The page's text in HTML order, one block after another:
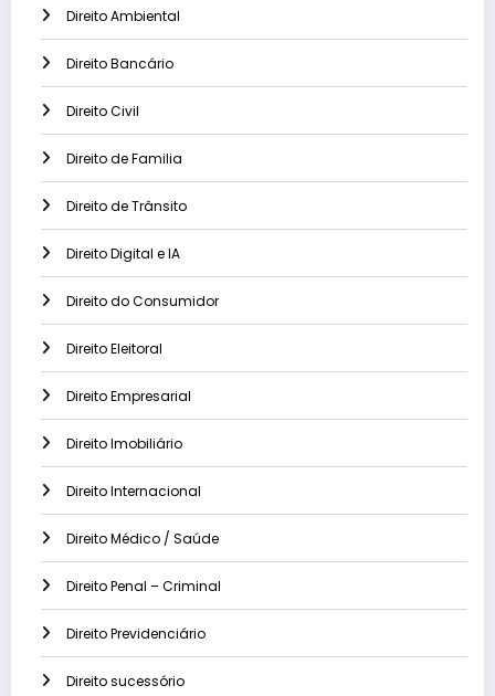
Direito Ambiental
Direito Bancário
Direito Civil
Direito de Familia
Direito de Trânsito
Direito Digital e IA
Direito do Consumidor
Direito Eleitoral
Direito Empresarial
Direito Imobiliário
Direito Internacional
Direito Médico / Saúde
Direito Penal – Criminal
Direito Previdenciário
Direito sucessório